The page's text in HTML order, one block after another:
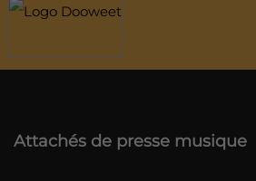
Attachés de presse musique